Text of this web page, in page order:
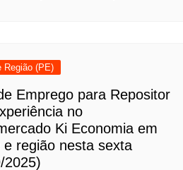
Região (PE)
Emprego para Repositor
no
Ki Economia em
e região nesta sexta
2025)